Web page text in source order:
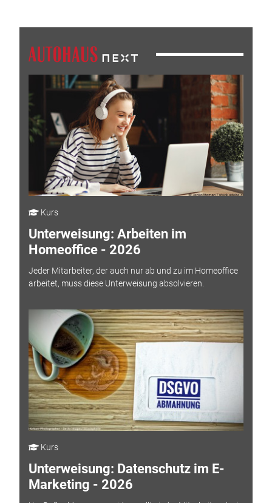
Kurs
Unterweisung: Arbeiten im
Homeoffice - 2026
Jeder Mitarbeiter, der auch nur ab und zu im Homeoffice
arbeitet, muss diese Unterweisung absolvieren.
Kurs
Unterweisung: Datenschutz im E-
Marketing - 2026